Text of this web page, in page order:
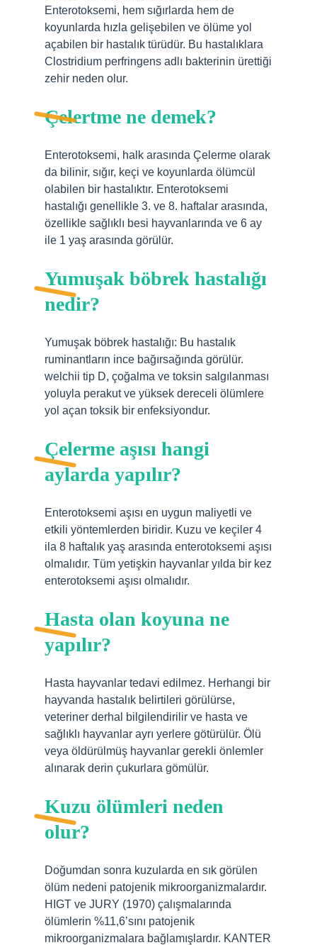
Enterotoksemi, hem sığırlarda hem de
koyunlarda hızla gelişebilen ve ölüme yol
açabilen bir hastalık türüdür. Bu hastalıklara
Clostridium perfringens adlı bakterinin ürettiği
zehir neden olur.
Çelertme ne demek?
Enterotoksemi, halk arasında Çelerme olarak
da bilinir, sığır, keçi ve koyunlarda ölümcül
olabilen bir hastalıktır. Enterotoksemi
hastalığı genellikle 3. ve 8. haftalar arasında,
özellikle sağlıklı besi hayvanlarında ve 6 ay
ile 1 yaş arasında görülür.
Yumuşak böbrek hastalığı
nedir?
Yumuşak böbrek hastalığı: Bu hastalık
ruminantların ince bağırsağında görülür.
welchii tip D, çoğalma ve toksin salgılanması
yoluyla perakut ve yüksek dereceli ölümlere
yol açan toksik bir enfeksiyondur.
Çelerme aşısı hangi
aylarda yapılır?
Enterotoksemi aşısı en uygun maliyetli ve
etkili yöntemlerden biridir. Kuzu ve keçiler 4
ila 8 haftalık yaş arasında enterotoksemi aşısı
olmalıdır. Tüm yetişkin hayvanlar yılda bir kez
enterotoksemi aşısı olmalıdır.
Hasta olan koyuna ne
yapılır?
Hasta hayvanlar tedavi edilmez. Herhangi bir
hayvanda hastalık belirtileri görülürse,
veteriner derhal bilgilendirilir ve hasta ve
sağlıklı hayvanlar ayrı yerlere götürülür. Ölü
veya öldürülmüş hayvanlar gerekli önlemler
alınarak derin çukurlara gömülür.
Kuzu ölümleri neden
olur?
Doğumdan sonra kuzularda en sık görülen
ölüm nedeni patojenik mikroorganizmalardır.
HIGT ve JURY (1970) çalışmalarında
ölümlerin %11,6’sını patojenik
mikroorganizmalara bağlamışlardır. KANTER